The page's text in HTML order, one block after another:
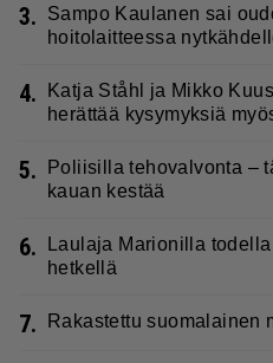
3.
Sampo Kaulanen sai
hoitolaitteessa
4.
Katja Ståhl ja Mikko
herättää kysymyksiä
5.
Poliisilla tehovalvonta –
kauan kestää
6.
Laulaja Marionilla
hetkellä
7. Rakastettu suomalainen